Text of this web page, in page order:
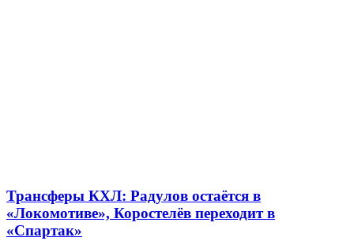
Трансферы КХЛ: Радулов остаётся в
«Локомотиве», Коростелёв переходит в
«Спартак»